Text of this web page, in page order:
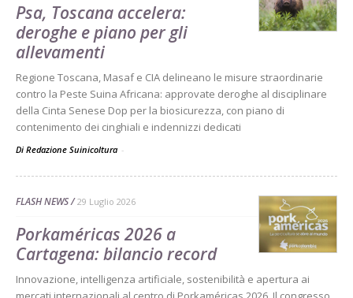
Psa, Toscana accelera:
deroghe e piano per gli
allevamenti
Regione Toscana, Masaf e CIA delineano le misure straordinarie
contro la Peste Suina Africana: approvate deroghe al disciplinare
della Cinta Senese Dop per la biosicurezza, con piano di
contenimento dei cinghiali e indennizzi dedicati
Di Redazione Suinicoltura -
FLASH NEWS 29 Luglio 2026
Porkaméricas 2026 a
Cartagena: bilancio record
Innovazione, intelligenza artificiale, sostenibilità e apertura ai